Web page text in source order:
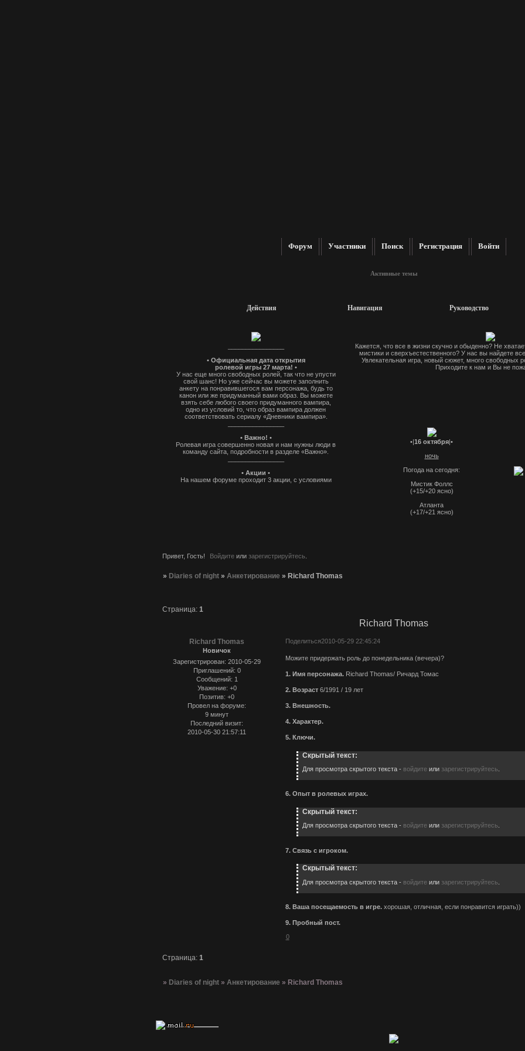
Форум Участники Поиск Регистрация Войти
Активные темы
Действия Навигация Руководство
• Официальная дата открытия
ролевой игры 27 марта! •
У нас еще много свободных ролей, так что не упусти
свой шанс! Но уже сейчас вы можете заполнить
анкету на понравившегося вам персонажа, будь то
канон или же придуманный вами образ. Вы можете
взять себе любого своего придуманного вампира,
одно из условий то, что образ вампира должен
соответствовать сериалу «Дневники вампира».
• Важно! •
Ролевая игра совершенно новая и нам нужны люди в
команду сайта, подробности в разделе «Важно».
• Акции •
На нашем форуме проходит 3 акции, с условиями
Кажется, что все в жизни скучно и обыденно? Не
мистики и сверхъестественного? У нас вы найдете
Увлекательная игра, новый сюжет, много свободных
Приходите к нам и Вы не
•|16 октября|•
ночь
Погода на сегодня:
Мистик Фоллс
(+15/+20 ясно)
Атланта
(+17/+21 ясно)
Привет, Гость! Войдите или зарегистрируйтесь
» Diaries of night » Анкетирование » Richard Thomas
Richard Thomas
Страница: 1
Поделиться2010-05-29 22:45:24
Richard Thomas
Новичок
Зарегистрирован: 2010-05-29
Приглашений: 0
Сообщений: 1
Уважение: +0
Позитив: +0
Провел на форуме:
9 минут
Последний визит:
2010-05-30 21:57:11
Можите придержать роль до понедельника (вечера)?
1. Имя персонажа.Richard Thomas/ Ричард Томас
2. Возраст6/1991 / 19 лет
3. Внешность.
4. Характер.
5. Ключи.
Скрытый текст:
Для просмотра скрытого текста - войдите или зарегистрируйтесь
6. Опыт в ролевых играх.
Скрытый текст:
Для просмотра скрытого текста - войдите или зарегистрируйтесь
7. Связь с игроком.
Скрытый текст:
Для просмотра скрытого текста - войдите или зарегистрируйтесь
8. Ваша посещаемость в игре.хорошая, отличная, если понравится играть))
9. Пробный пост.
0
Страница: 1
» Diaries of night » Анкетирование » Richard Thomas